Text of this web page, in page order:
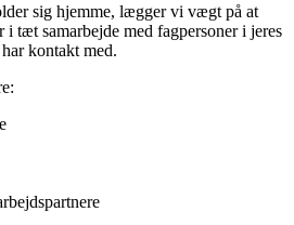
sig hjemme, lægger vi vægt på at
tæt samarbejde med fagpersoner i jeres
kontakt med.